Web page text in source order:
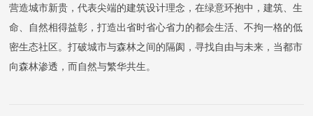
营造城市新贵，代表尖端的建筑设计理念，在绿意环抱中，建筑、生
命、自然相得益彰，打造出省时省心省力的都会生活、不拘一格的低
密生态社区。打破城市与森林之间的隔阂，寻找自由与未来，当都市
向森林渗透，而自然与繁华共生。